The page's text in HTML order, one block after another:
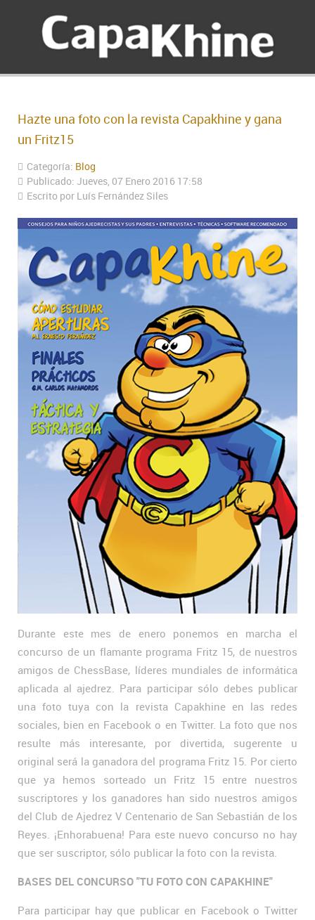
Hazte una foto con la revista Capakhine y gana
un Fritz15
Categoría: Blog
Publicado: Jueves, 07 Enero 2016 17:58
Escrito por Luís Fernández Siles
Durante este mes de enero ponemos en marcha el
concurso de un flamante programa Fritz 15, de nuestros
amigos de ChessBase, líderes mundiales de informática
aplicada al ajedrez. Para participar sólo debes publicar
una foto tuya con la revista Capakhine en las redes
sociales, bien en Facebook o en Twitter. La foto que nos
resulte más interesante, por divertida, sugerente u
original será la ganadora del programa Fritz 15. Por cierto
que ya hemos sorteado un Fritz 15 entre nuestros
suscriptores y los ganadores han sido nuestros amigos
del Club de Ajedrez V Centenario de San Sebastián de los
Reyes. ¡Enhorabuena! Para este nuevo concurso no hay
que ser suscriptor, sólo publicar la foto con la revista.
BASES DEL CONCURSO "TU FOTO CON CAPAKHINE"
Para participar hay que publicar en Facebook o Twitter